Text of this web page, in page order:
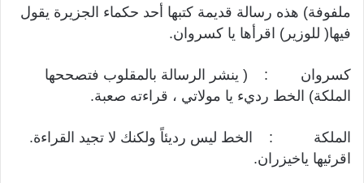
ملفوفة) هذه رسالة قديمة كتبها أحد حكماء الجزيرة يقول
فيها( للوزير) اقرأها يا كسروان.
كسروان : ( ينشر الرسالة بالمقلوب فتصححها
الملكة) الخط رديء يا مولاتي ، قراءته صعبة.
الملكة : الخط ليس رديئاً ولكنك لا تجيد القراءة.
اقرئيها ياخيزران.